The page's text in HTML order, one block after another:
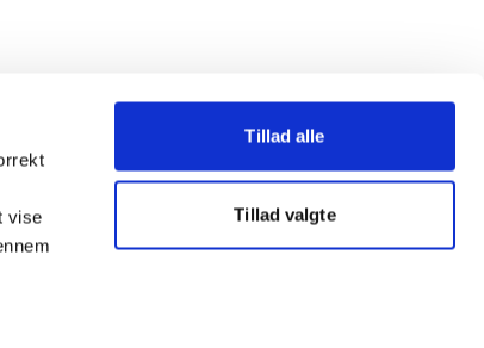
vise
Tillad alle
Tillad valgte